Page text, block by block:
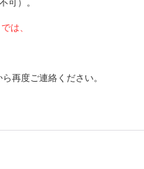
可）。
は、
ら再度ご連絡ください。